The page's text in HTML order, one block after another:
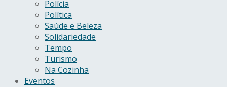
Polícia
Política
Saúde e Beleza
Solidariedade
Tempo
Turismo
Na Cozinha
Eventos